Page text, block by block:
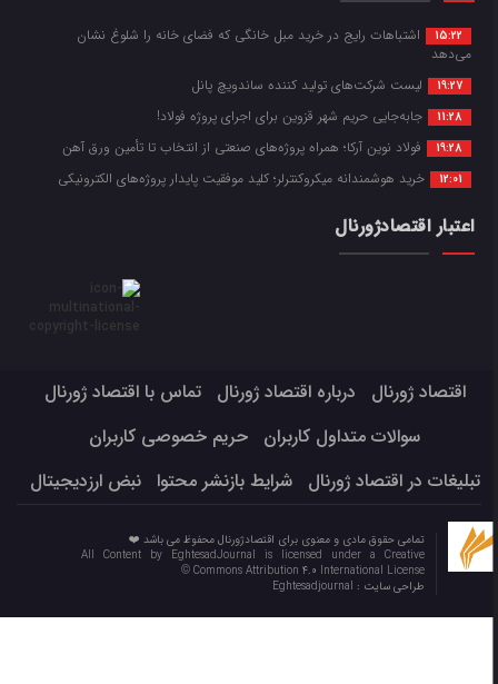
15:22
اشتباهات رایج در خرید مبل خانگی که فضای خانه را شلوغ نشان
می‌دهد
19:27 لیست شرکت‌های تولید کننده ساندویچ پانل
11:28 جابه‌جایی حریم شهر قزوین برای اجرای پروژه فولاد!
19:28 فولاد نوین آرکا؛ همراه پروژه‌های صنعتی از انتخاب تا تأمین ورق آهن
12:01 خرید هوشمندانه میکروکنترلر؛ کلید موفقیت پایدار پروژه‌های الکترونیکی
اعتبار اقتصادژورنال
اقتصاد ژورنال درباره اقتصاد ژورنال
تماس با اقتصاد ژورنال
سوالات متداول کاربران
حریم خصوصی کاربران
تبلیغات در اقتصاد ژورنال
شرایط بازنشر محتوا نبض ارزدیجیتال
تمامی حقوق مادی و معنوی برای اقتصادژورنال محفوظ می باشد ❤️
All Content by EghtesadJournal is licensed under a Creative
Commons Attribution 4.0 International License ©️
طراحی سایت :